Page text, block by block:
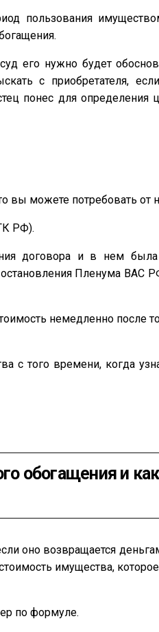
пользования
его нужно будет
с приобретателя,
понес для определения
вы можете потребовать от
РФ).
договора и в нем
Пленума ВАС
немедленно после
с того времени, когда
обогащения и
оно возвращается
имущества,
по формуле.